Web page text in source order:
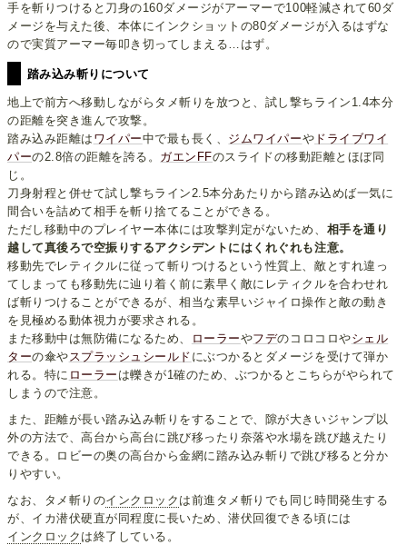
手を斬りつけると刀身の160ダメージがアーマーで100軽減されて60ダ
メージを与えた後、本体にインクショットの80ダメージが入るはずな
ので実質アーマー毎叩き切ってしまえる…はず。
踏み込み斬りについて
地上で前方へ移動しながらタメ斬りを放つと、試し撃ちライン1.4本分
の距離を突き進んで攻撃。
踏み込み距離は ワイパー中で最も長く、 ジムワイパーや ドライブワイ
パーの2.8倍の距離を誇る。 ガエンFFのスライドの移動距離とほぼ同
じ。
刀身射程と併せて試し撃ちライン2.5本分あたりから踏み込めば一気に
間合いを詰めて相手を斬り捨てることができる。
ただし移動中のプレイヤー本体には攻撃判定がないため、 相手を通り
越して真後ろで空振りするアクシデントにはくれぐれも注意。
移動先でレティクルに従って斬りつけるという性質上、敵とすれ違っ
てしまっても移動先に辿り着く前に素早く敵にレティクルを合わせれ
ば斬りつけることができるが、相当な素早いジャイロ操作と敵の動き
を見極める動体視力が要求される。
また移動中は無防備になるため、
ローラーやフデのコロコロやシェル
ターの傘やスプラッシュシールド にぶつかるとダメージを受けて弾か
れる。特に ローラー は轢きが1確のため、ぶつかるとこちらがやられて
しまうので注意。
また、距離が長い踏み込み斬りをすることで、隙が大きいジャンプ以
外の方法で、高台から高台に跳び移ったり奈落や水場を跳び越えたり
できる。ロビーの奥の高台から金網に踏み込み斬りで跳び移ると分か
りやすい。
なお、タメ斬りのインクロック は前進タメ斬りでも同じ時間発生する
が、イカ潜伏硬直が同程度に長いため、潜伏回復できる頃には
インクロック は終了している。